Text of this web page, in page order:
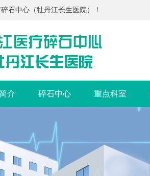
石中心（牡丹江长生医院）！
介 碎石中心 重点科室